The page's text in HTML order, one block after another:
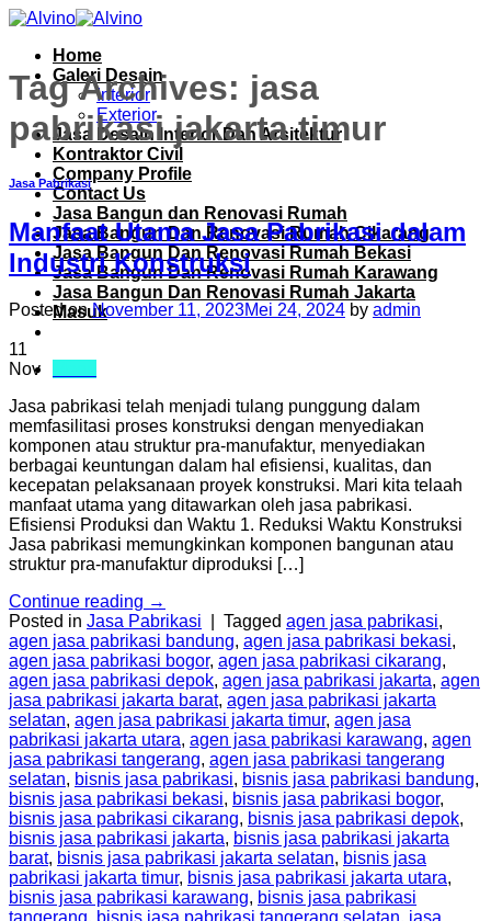
Skip
contentHome
Galeri Desain
Interior
Exterior
Jasa Desain Interior Dan Arsitektur
Kontraktor Civil
Company Profile
Contact Us
Jasa Bangun dan Renovasi Rumah
Jasa Bangun Dan Renovasi Rumah Cikarang
Jasa Bangun Dan Renovasi Rumah Bekasi
Jasa Bangun Dan Renovasi Rumah Karawang
Jasa Bangun Dan Renovasi Rumah Jakarta
Masuk
Tag Archives: jasa
pabrikasi jakarta timur
Jasa Pabrikasi
Manfaat Utama Jasa Pabrikasi dalam
Industri Konstruksi
Posted onNovember 11, 2023Mei 24, 2024 by admin
11
Nov
Jasa pabrikasi telah menjadi tulang punggung dalam
memfasilitasi proses konstruksi dengan menyediakan
komponen atau struktur pra-manufaktur, menyediakan
berbagai keuntungan dalam hal efisiensi, kualitas, dan
kecepatan pelaksanaan proyek konstruksi. Mari kita telaah
manfaat utama yang ditawarkan oleh jasa pabrikasi.
Efisiensi Produksi dan Waktu 1. Reduksi Waktu Konstruksi
Jasa pabrikasi memungkinkan komponen bangunan atau
struktur pra-manufaktur diproduksi […]
Continue reading →
Posted in Jasa Pabrikasi Tagged agen jasa pabrikasi,
agen jasa pabrikasi bandung, agen jasa pabrikasi bekasi,
agen jasa pabrikasi bogor, agen jasa pabrikasi cikarang,
agen jasa pabrikasi depok, agen jasa pabrikasi jakarta, agen
jasa pabrikasi jakarta barat, agen jasa pabrikasi jakarta
selatan, agen jasa pabrikasi jakarta timur, agen jasa
pabrikasi jakarta utara, agen jasa pabrikasi karawang, agen
jasa pabrikasi tangerang, agen jasa pabrikasi tangerang
selatan, bisnis jasa pabrikasi, bisnis jasa pabrikasi bandung,
bisnis jasa pabrikasi bekasi, bisnis jasa pabrikasi bogor,
bisnis jasa pabrikasi cikarang, bisnis jasa pabrikasi depok,
bisnis jasa pabrikasi jakarta, bisnis jasa pabrikasi jakarta
barat, bisnis jasa pabrikasi jakarta selatan, bisnis jasa
pabrikasi jakarta timur, bisnis jasa pabrikasi jakarta utara,
bisnis jasa pabrikasi karawang, bisnis jasa pabrikasi